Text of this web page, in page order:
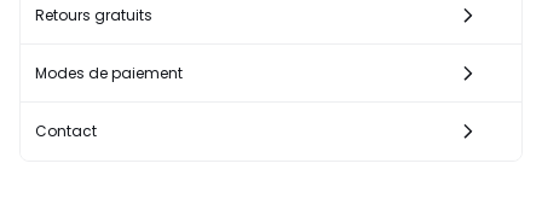
Retours gratuits
Modes de paiement
Contact